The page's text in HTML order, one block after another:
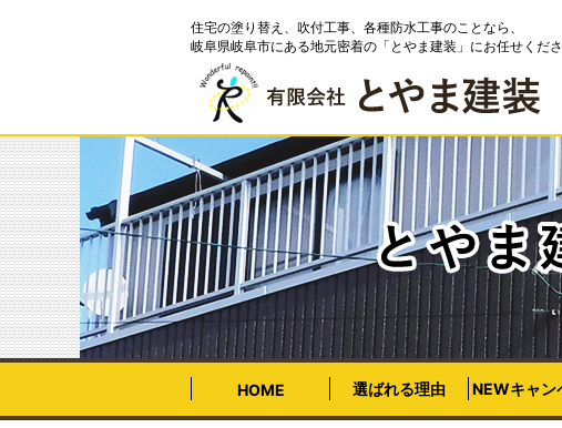
住宅の塗り替え、吹付工事、各種防水工事のことなら、
岐阜県岐阜市にある地元密着の「とやま建装」にお任せくださ
HOME 選ばれる理由 NEWキャン